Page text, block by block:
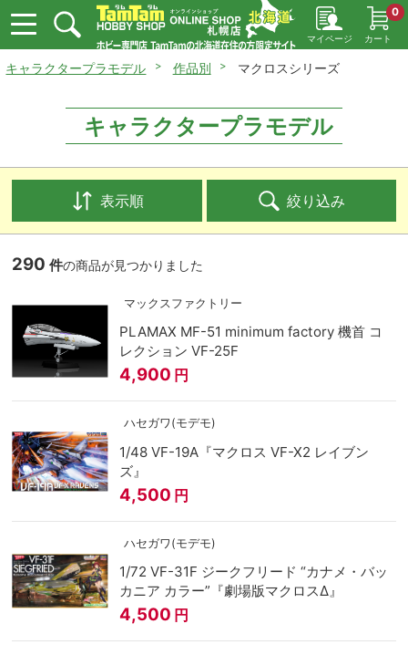
マイページ カート
0
キャラクタープラモデル 作品別 マクロスシリーズ
キャラクタープラモデル
表示順 絞り込み
290 件の商品が見つかりました
マックスファクトリー
PLAMAX MF-51 minimum factory 機首 コ
レクション VF-25F
4,900 円
ハセガワ(モデモ)
1/48 VF-19A『マクロス VF-X2 レイブン
ズ』
4,500 円
ハセガワ(モデモ)
1/72 VF-31F ジークフリード “カナメ・バッ
カニア カラー”『劇場版マクロスΔ』
4,500 円